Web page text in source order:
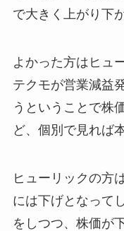
で大きく上がり下
よかった方はヒュ
テクモが営業減益
うということで株
ど、個別で見れば
ヒューリックの方
には下げとなって
をしつつ、株価が